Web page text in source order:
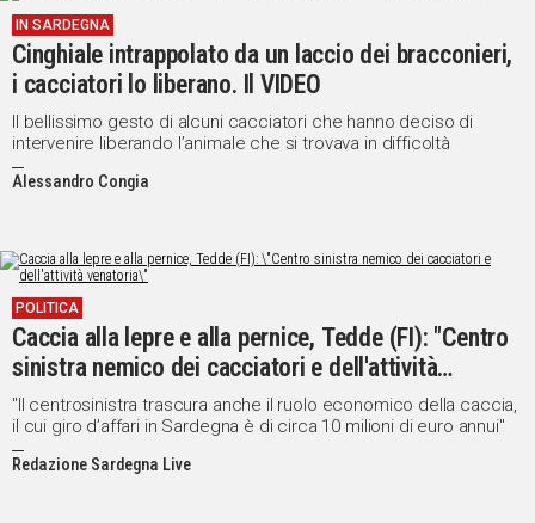
IN SARDEGNA
Cinghiale intrappolato da un laccio dei bracconieri,
i cacciatori lo liberano. Il VIDEO
Il bellissimo gesto di alcuni cacciatori che hanno deciso di
intervenire liberando l’animale che si trovava in difficoltà
Alessandro Congia
POLITICA
Caccia alla lepre e alla pernice, Tedde (FI): "Centro
sinistra nemico dei cacciatori e dell'attività
venatoria"
"Il centrosinistra trascura anche il ruolo economico della caccia,
il cui giro d’affari in Sardegna è di circa 10 milioni di euro annui"
Redazione Sardegna Live